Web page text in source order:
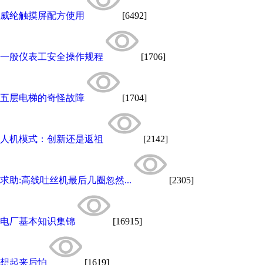
威纶触摸屏配方使用 [6492]
一般仪表工安全操作规程 [1706]
五层电梯的奇怪故障 [1704]
人机模式：创新还是返祖 [2142]
求助:高线吐丝机最后几圈忽然... [2305]
电厂基本知识集锦 [16915]
想起来后怕 [1619]